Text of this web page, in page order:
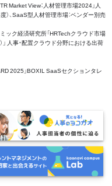
Market View：人材管理市場2024」人
、SaaS型人材管理市場：ベンダー別売
ク経済研究所「HRTechクラウド市場
人事・配置クラウド分野における出荷
2025」BOXIL SaaSセクションタレ